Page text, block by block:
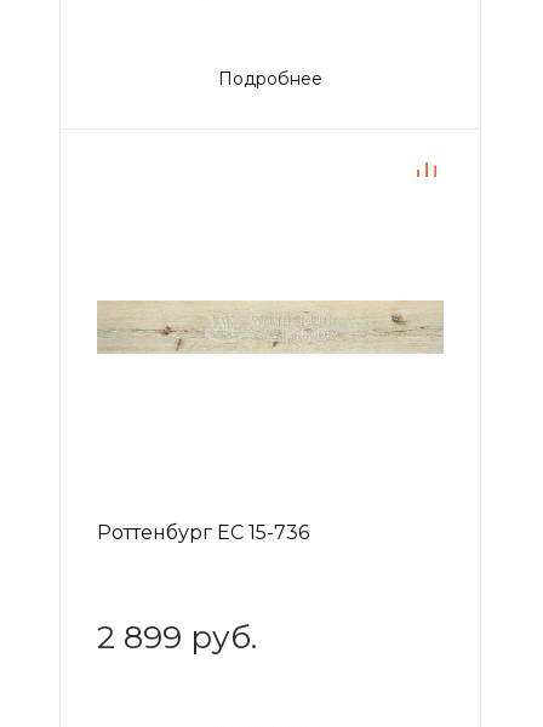
Подробнее
Роттенбург EC 15-736
2 899 руб.